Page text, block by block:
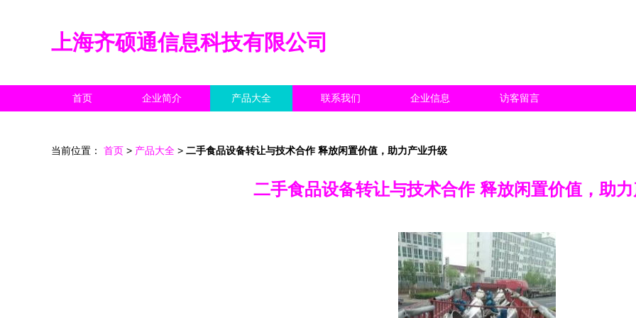
上海齐硕通信息科技有限公司
首页 企业简介 产品大全 联系我们 企业信息 访客留言
当前位置： 首页 > 产品大全 > 二手食品设备转让与技术合作 释放闲置价值，助力产业升级
二手食品设备转让与技术合作 释放闲置价值，助